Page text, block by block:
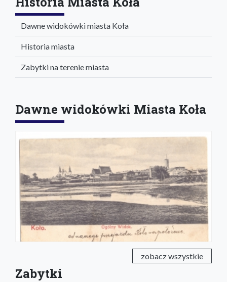
Dawne widokówki miasta Koła
Historia miasta
Zabytki na terenie miasta
Dawne widokówki Miasta Koła
zobacz wszystkie
Zabytki